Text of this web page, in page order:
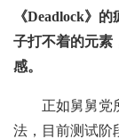
《Deadlock》
子打不着的元素
感。
正如舅舅党
法，目前测试阶